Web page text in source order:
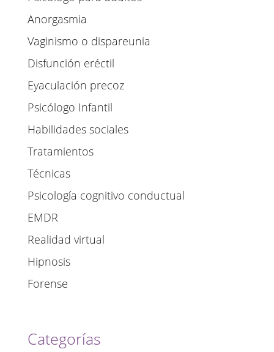
Anorgasmia
Vaginismo o dispareunia
Disfunción eréctil
Eyaculación precoz
Psicólogo Infantil
Habilidades sociales
Tratamientos
Técnicas
Psicología cognitivo conductual
EMDR
Realidad virtual
Hipnosis
Forense
Categorías